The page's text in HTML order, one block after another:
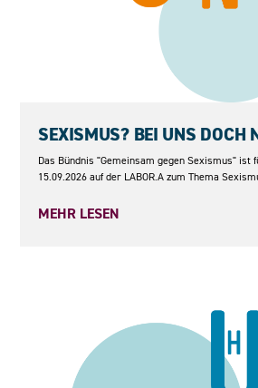
SEXISMUS? BEI UNS DOCH
Das Bündnis "Gemeinsam gegen Sexismus" ist
15.09.2026 auf der LABOR.A zum Thema
MEHR LESEN